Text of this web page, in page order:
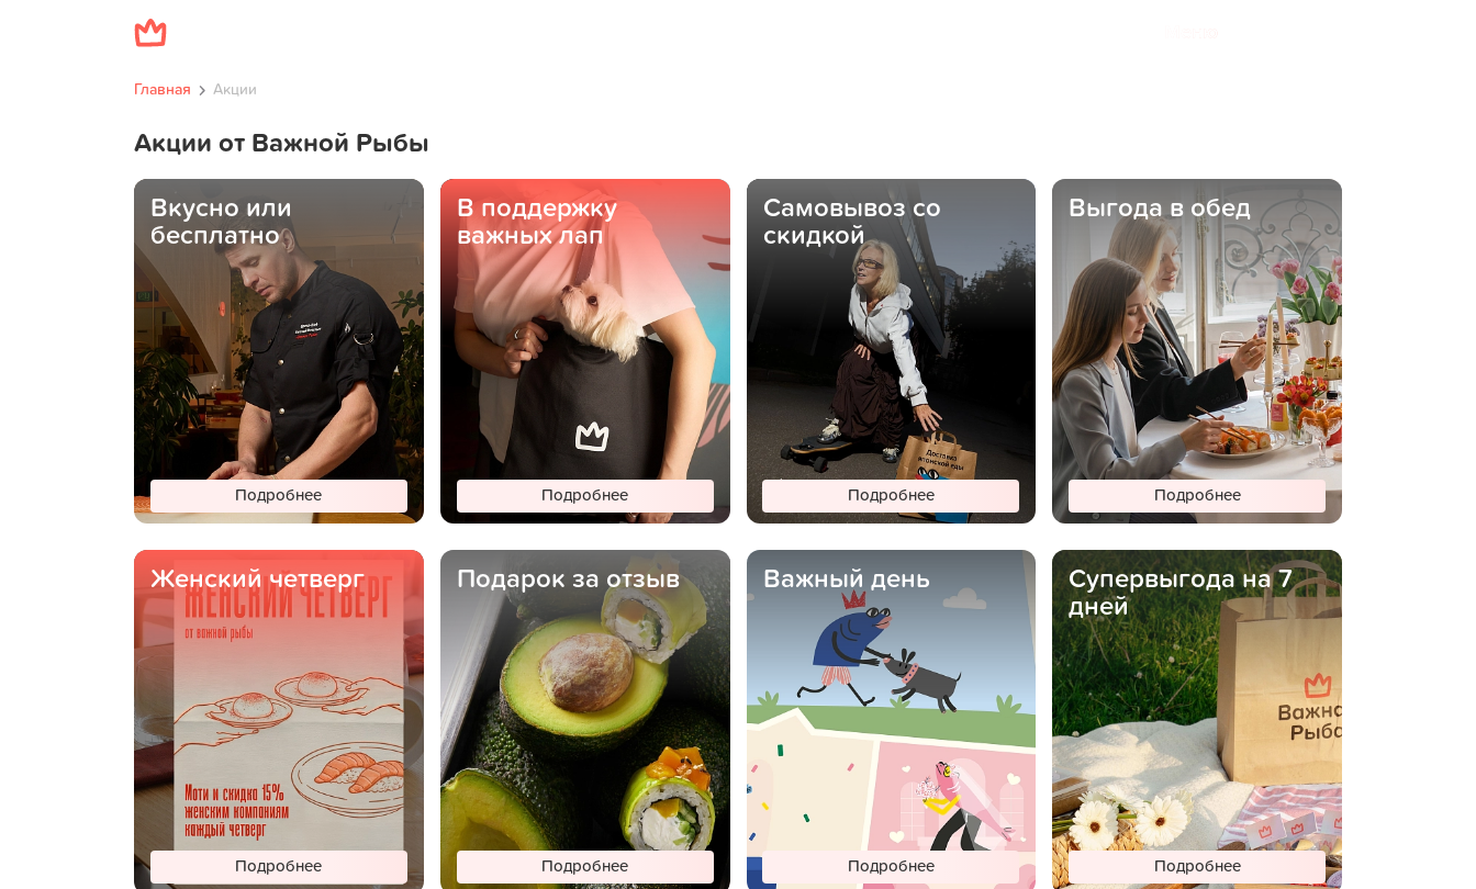
Главная Акции
Акции от Важной Рыбы
Вкусно или
бесплатно
Подробнее
В поддержку
важных лап
Подробнее
Самовывоз со
скидкой
Подробнее
Выгода в обед
Подробнее
Женский четверг
Подробнее
Подарок за отзыв
Подробнее
Важный день
Подробнее
Супервыгода на 7
дней
Подробнее